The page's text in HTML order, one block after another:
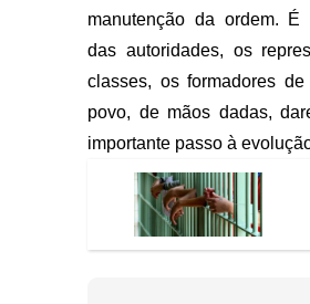
manutenção da ordem. É
das autoridades, os
classes, os formadores
povo, de mãos dadas,
importante passo à